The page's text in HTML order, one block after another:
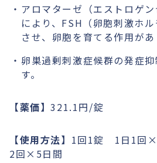
アロマターゼ（エストロゲ
により、FSH（卵胞刺激ホ
させ、卵胞を育てる作用があ
卵巣過剰刺激症候群の発症
す。
【薬価】321.1円/錠
【使用方法】 1回1錠 1日1回
2回×5日間